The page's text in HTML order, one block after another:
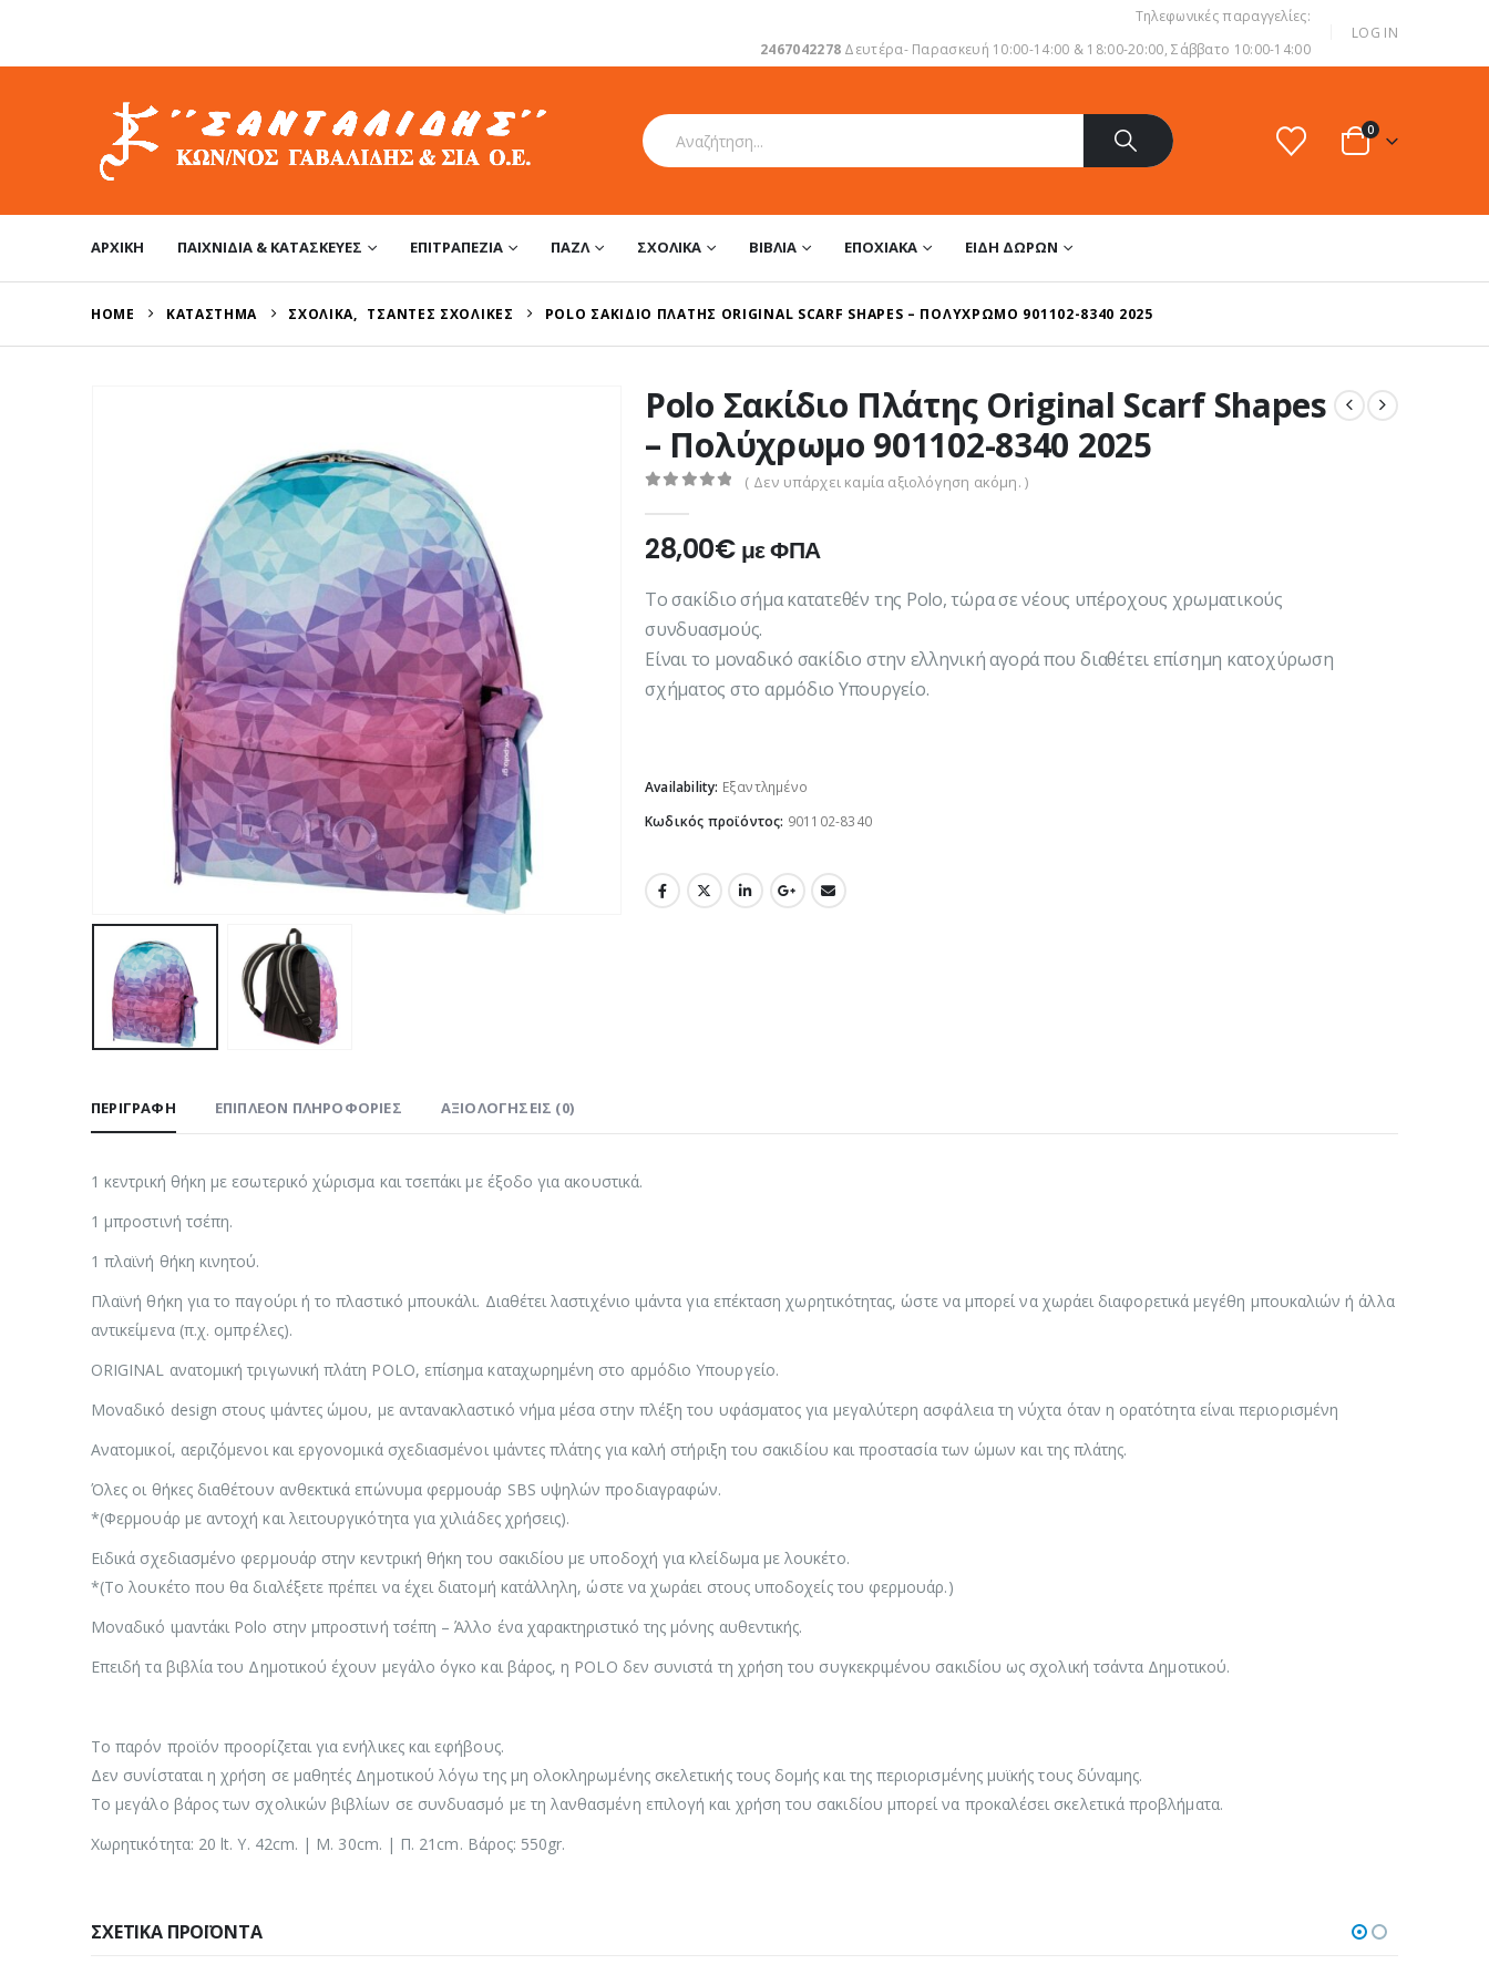
Τηλεφωνικές παραγγελίες:
2467042278 Δευτέρα- Παρασκευή 10:00-14:00 & 18:00-20:00, Σάββατο 10:00-14:00
LOG IN
0
ΑΡΧΙΚΉ ΠΑΙΧΝΊΔΙΑ & ΚΑΤΑΣΚΕΥΈΣ ΕΠΙΤΡΑΠΈΖΙΑ ΠΑΖΛ ΣΧΟΛΙΚΆ ΒΙΒΛΊΑ ΕΠΟΧΙΑΚΆ ΕΊΔΗ ΔΏΡΩΝ
HOME ΚΑΤΆΣΤΗΜΑ ΣΧΟΛΙΚΆ, ΤΣΆΝΤΕΣ ΣΧΟΛΙΚΈΣ POLO ΣΑΚΊΔΙΟ ΠΛΆΤΗΣ ORIGINAL SCARF SHAPES – ΠΟΛΎΧΡΩΜΟ 901102-8340 2025
Polo Σακίδιο Πλάτης Original Scarf Shapes
– Πολύχρωμο 901102-8340 2025
( Δεν υπάρχει καμία αξιολόγηση ακόμη. )
28,00€ με ΦΠΑ
Το σακίδιο σήμα κατατεθέν της Polo, τώρα σε νέους υπέροχους χρωματικούς
συνδυασμούς.
Είναι τo μοναδικό σακίδιο στην ελληνική αγορά που διαθέτει επίσημη κατοχύρωση
σχήματος στο αρμόδιο Υπουργείο.
Availability: Εξαντλημένο
Κωδικός προϊόντος: 901102-8340
ΠΕΡΙΓΡΑΦΉ ΕΠΙΠΛΈΟΝ ΠΛΗΡΟΦΟΡΊΕΣ ΑΞΙΟΛΟΓΉΣΕΙΣ (0)
1 κεντρική θήκη με εσωτερικό χώρισμα και τσεπάκι με έξοδο για ακουστικά.
1 μπροστινή τσέπη.
1 πλαϊνή θήκη κινητού.
Πλαϊνή θήκη για το παγούρι ή το πλαστικό μπουκάλι. Διαθέτει λαστιχένιο ιμάντα για επέκταση χωρητικότητας, ώστε να μπορεί να χωράει διαφορετικά μεγέθη μπουκαλιών ή άλλα
αντικείμενα (π.χ. ομπρέλες).
ORIGINAL ανατομική τριγωνική πλάτη POLO, επίσημα καταχωρημένη στο αρμόδιο Υπουργείο.
Μοναδικό design στους ιμάντες ώμου, με αντανακλαστικό νήμα μέσα στην πλέξη του υφάσματος για μεγαλύτερη ασφάλεια τη νύχτα όταν η ορατότητα είναι περιορισμένη
Ανατομικοί, αεριζόμενοι και εργονομικά σχεδιασμένοι ιμάντες πλάτης για καλή στήριξη του σακιδίου και προστασία των ώμων και της πλάτης.
Όλες οι θήκες διαθέτουν ανθεκτικά επώνυμα φερμουάρ SBS υψηλών προδιαγραφών.
*(Φερμουάρ με αντοχή και λειτουργικότητα για χιλιάδες χρήσεις).
Ειδικά σχεδιασμένο φερμουάρ στην κεντρική θήκη του σακιδίου με υποδοχή για κλείδωμα με λουκέτο.
*(Το λουκέτο που θα διαλέξετε πρέπει να έχει διατομή κατάλληλη, ώστε να χωράει στους υποδοχείς του φερμουάρ.)
Μοναδικό ιμαντάκι Polo στην μπροστινή τσέπη – Άλλο ένα χαρακτηριστικό της μόνης αυθεντικής.
Επειδή τα βιβλία του Δημοτικού έχουν μεγάλο όγκο και βάρος, η POLO δεν συνιστά τη χρήση του συγκεκριμένου σακιδίου ως σχολική τσάντα Δημοτικού.
Το παρόν προϊόν προορίζεται για ενήλικες και εφήβους.
Δεν συνίσταται η χρήση σε μαθητές Δημοτικού λόγω της μη ολοκληρωμένης σκελετικής τους δομής και της περιορισμένης μυϊκής τους δύναμης.
Το μεγάλο βάρος των σχολικών βιβλίων σε συνδυασμό με τη λανθασμένη επιλογή και χρήση του σακιδίου μπορεί να προκαλέσει σκελετικά προβλήματα.
Χωρητικότητα: 20 lt. Υ. 42cm. | Μ. 30cm. | Π. 21cm. Βάρος: 550gr.
ΣΧΕΤΙΚΆ ΠΡΟΪΌΝΤΑ